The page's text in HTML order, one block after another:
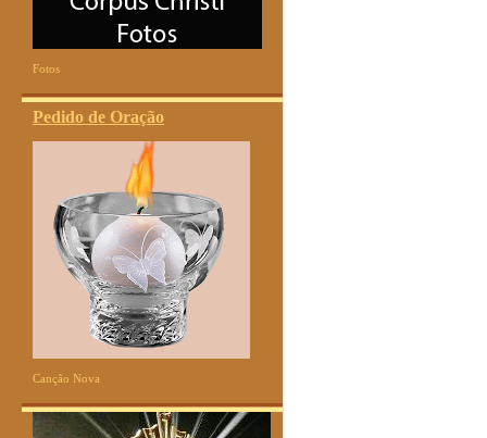
Fotos
Pedido de Oração
Canção Nova